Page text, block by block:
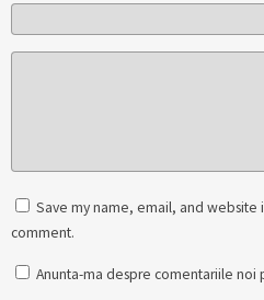
Save my name, email, and website
comment.
Anunta-ma despre comentariile noi